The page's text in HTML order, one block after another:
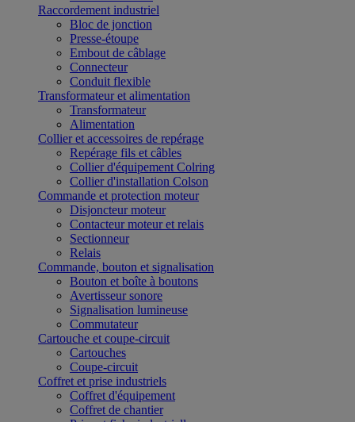
Raccordement industriel
Bloc de jonction
Presse-étoupe
Embout de câblage
Connecteur
Conduit flexible
Transformateur et alimentation
Transformateur
Alimentation
Collier et accessoires de repérage
Repérage fils et câbles
Collier d'équipement Colring
Collier d'installation Colson
Commande et protection moteur
Disjoncteur moteur
Contacteur moteur et relais
Sectionneur
Relais
Commande, bouton et signalisation
Bouton et boîte à boutons
Avertisseur sonore
Signalisation lumineuse
Commutateur
Cartouche et coupe-circuit
Cartouches
Coupe-circuit
Coffret et prise industriels
Coffret d'équipement
Coffret de chantier